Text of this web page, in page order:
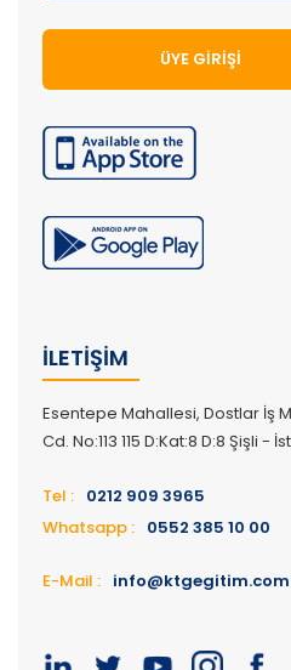
ÜYE GIRIŞI
İLETIŞIM
Esentepe Mahallesi, Dostlar İş
Cd. No:113 115 D:Kat:8 D:8 Şişli -
Tel : 0212 909 3965
Whatsapp : 0552 385 10 00
E-Mail : info@ktgegitim.com